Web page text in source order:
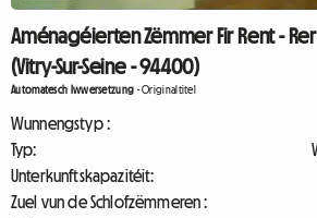
Aménagéierten Zëmmer Fir Rent -
(Vitry-Sur-Seine - 94400)
Automatesch Iwwersetzung -Originaltitel
Wunnengstyp :
Typ:
Unterkunftskapazitéit:
Zuel vun de Schlofzëmmeren :